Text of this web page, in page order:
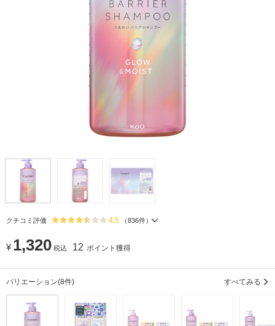
クチコミ評価 4.5 （836件）
¥ 1,320 税込 12 ポイント獲得
バリエーション(8件) すべてみる